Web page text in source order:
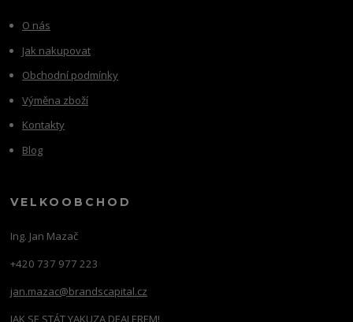
O nás
Jak nakupovat
Obchodní podmínky
Výměna zboží
Kontakty
Blog
VELKOOBCHOD
Ing. Jan Mazač
+420 737 977 223
jan.mazac@brandscapital.cz
JAK SE STÁT YAKUZA DEALEREM!